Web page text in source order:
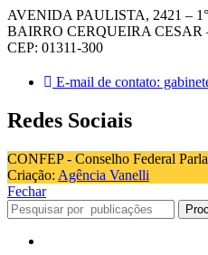
AVENIDA PAULISTA, 2421 –
BAIRRO CERQUEIRA CESAR
CEP: 01311-300
E-mail de contato:
Redes Sociais
CONFEP - Conselho Federal
Criação: Agência Vanelli
Fechar